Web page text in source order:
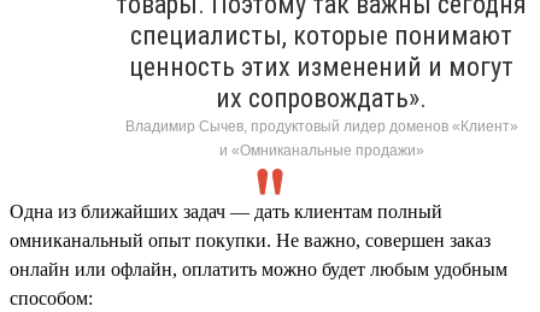
специалисты, которые понимают
ценность этих изменений и могут
их сопровождать».
Владимир Сычев, продуктовый лидер доменов «Клиент»
и «Омниканальные продажи»
Одна из ближайших задач — дать клиентам полный
омниканальный опыт покупки. Не важно, совершен заказ
онлайн или офлайн, оплатить можно будет любым удобным
способом: